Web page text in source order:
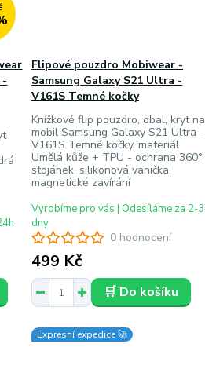
-
0 hodnocení
Flipové pouzdro Mobiwear -
Samsung Galaxy S21 Ultra -
V161S Temné kočky
Knížkové flip pouzdro, obal, kryt na
mobil Samsung Galaxy S21 Ultra -
V161S Temné kočky, materiál
Umělá kůže + TPU - ochrana 360°,
stojánek, silikonová vanička,
magnetické zavírání
499 Kč
Vyrobíme pro vás | Odesíláme za 2-3
dny
🛒 Do košíku
Expresní expedice 🚀